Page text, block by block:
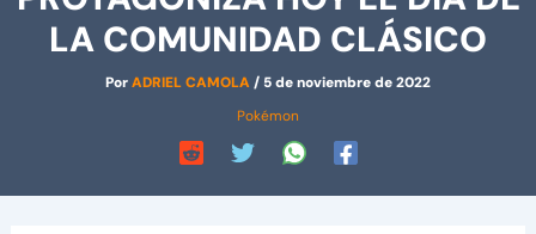
LA COMUNIDAD CLÁSICO
PorADRIEL CAMOLA/ 5 de noviembre de 2022
Pokémon